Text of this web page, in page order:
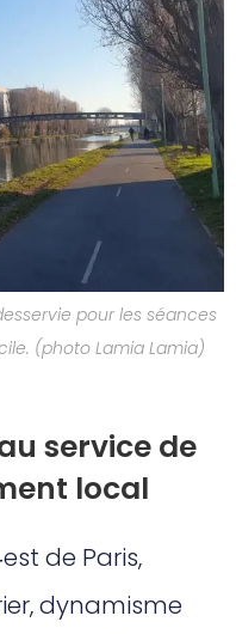
pour les séances
(photo Lamia Lamia)
service de
local
de Paris,
dynamisme